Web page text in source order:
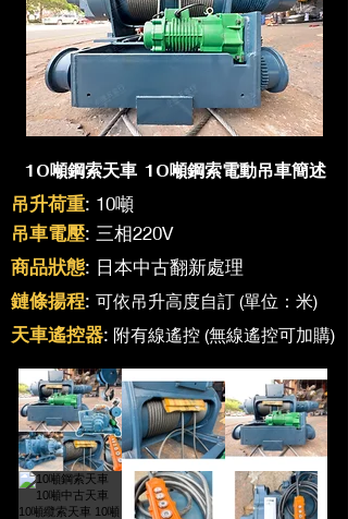
吊升荷重: 10噸
吊車電壓: 三相220V
商品狀態: 日本中古翻新處理
鏈條揚程: 可依吊升高度自訂 (單位：米)
天車遙控器: 附有線遙控 (無線遙控可加購)
10噸鋼索天車 10噸鋼索電動吊車簡述